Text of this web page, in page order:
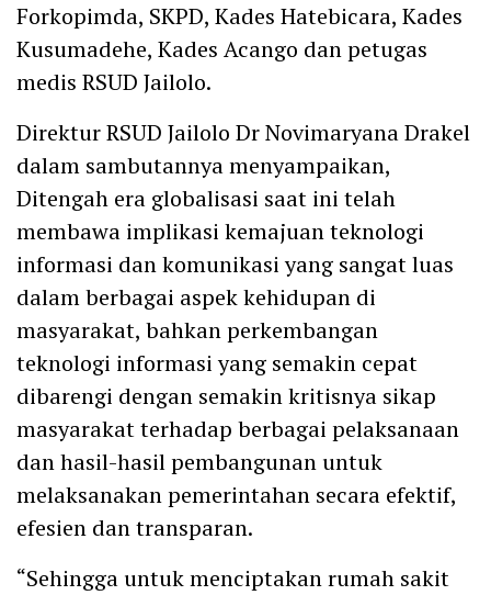
Forkopimda, SKPD, Kades Hatebicara, Kades
Kusumadehe, Kades Acango dan petugas
medis RSUD Jailolo.
Direktur RSUD Jailolo Dr Novimaryana Drakel
dalam sambutannya menyampaikan,
Ditengah era globalisasi saat ini telah
membawa implikasi kemajuan teknologi
informasi dan komunikasi yang sangat luas
dalam berbagai aspek kehidupan di
masyarakat, bahkan perkembangan
teknologi informasi yang semakin cepat
dibarengi dengan semakin kritisnya sikap
masyarakat terhadap berbagai pelaksanaan
dan hasil-hasil pembangunan untuk
melaksanakan pemerintahan secara efektif,
efesien dan transparan.
“Sehingga untuk menciptakan rumah sakit